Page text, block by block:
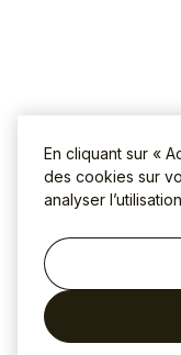
En cliquant sur «
des cookies sur
analyser